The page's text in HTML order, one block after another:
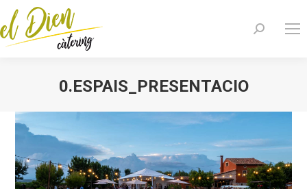
Buscar:
0.ESPAIS_PRESENTACIO
Estás aquí: